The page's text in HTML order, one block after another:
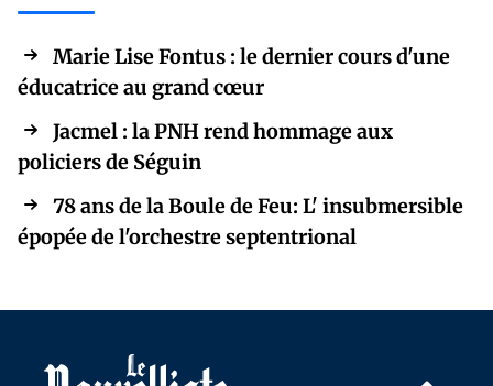
Marie Lise Fontus : le dernier cours d'une
éducatrice au grand cœur
Jacmel : la PNH rend hommage aux
policiers de Séguin
78 ans de la Boule de Feu: L' insubmersible
épopée de l'orchestre septentrional